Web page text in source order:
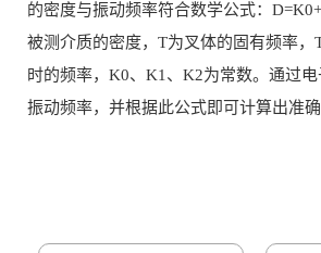
的密度与振动频率符合数学公式：
被测介质的密度，T为叉体的固有频率，
时的频率，K0、K1、K2为常数。通过电
振动频率，并根据此公式即可计算出准确